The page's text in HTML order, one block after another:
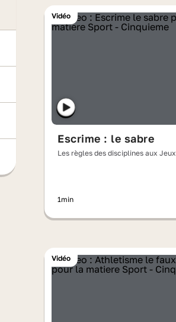
Vidéo
Escrime : le sabre
Les règles des disciplines aux Jeux
1min
Vidéo